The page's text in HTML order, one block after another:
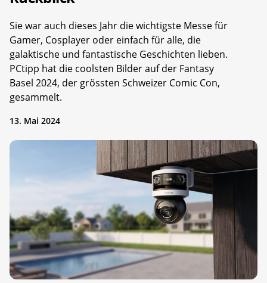
Sie war auch dieses Jahr die wichtigste Messe für
Gamer, Cosplayer oder einfach für alle, die
galaktische und fantastische Geschichten lieben.
PCtipp hat die coolsten Bilder auf der Fantasy
Basel 2024, der grössten Schweizer Comic Con,
gesammelt.
13. Mai 2024